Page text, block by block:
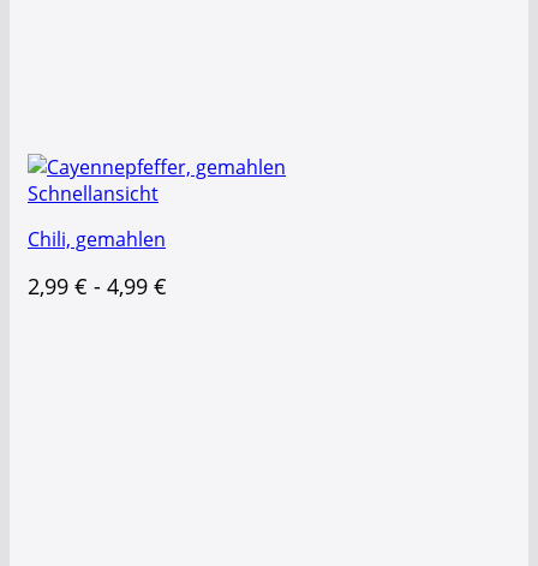
Schnellansicht
Chili, gemahlen
2,99 € - 4,99 €